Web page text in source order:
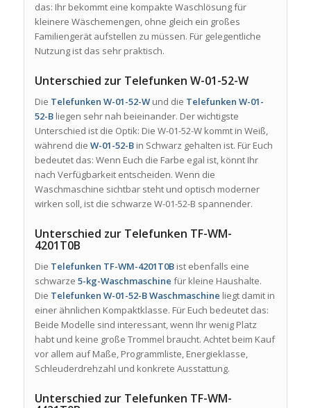
das: Ihr bekommt eine kompakte Waschlösung für
kleinere Wäschemengen, ohne gleich ein großes
Familiengerät aufstellen zu müssen. Für gelegentliche
Nutzung ist das sehr praktisch.
Unterschied zur Telefunken W-01-52-W
Die Telefunken W-01-52-Wund die Telefunken W-01-
52-Bliegen sehr nah beieinander. Der wichtigste
Unterschied ist die Optik: Die W-01-52-W kommt in Weiß,
während die W-01-52-Bin Schwarz gehalten ist. Für Euch
bedeutet das: Wenn Euch die Farbe egal ist, könnt Ihr
nach Verfügbarkeit entscheiden. Wenn die
Waschmaschine sichtbar steht und optisch moderner
wirken soll, ist die schwarze W-01-52-B spannender.
Unterschied zur Telefunken TF-WM-
4201T0B
Die Telefunken TF-WM-4201T0Bist ebenfalls eine
schwarze 5-kg-Waschmaschine für kleine Haushalte.
Die Telefunken W-01-52-B Waschmaschine liegt damit in
einer ähnlichen Kompaktklasse. Für Euch bedeutet das:
Beide Modelle sind interessant, wenn Ihr wenig Platz
habt und keine große Trommel braucht. Achtet beim Kauf
vor allem auf Maße, Programmliste, Energieklasse,
Schleuderdrehzahl und konkrete Ausstattung.
Unterschied zur Telefunken TF-WM-